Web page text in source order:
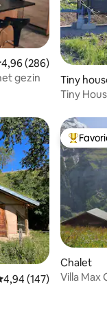
4,96 (286)
gezin
Tiny
Tiny
4,94 (147)
Chalet
Villa Max